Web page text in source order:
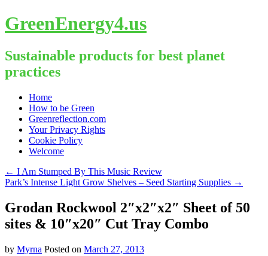
GreenEnergy4.us
Sustainable products for best planet
practices
Skip
content
Home
How to be Green
Greenreflection.com
Your Privacy Rights
Cookie Policy
Welcome
← I Am Stumped By This Music Review
Park’s Intense Light Grow Shelves – Seed Starting Supplies →
Grodan Rockwool 2″x2″x2″ Sheet of 50
sites & 10″x20″ Cut Tray Combo
by Myrna Posted on March 27, 2013